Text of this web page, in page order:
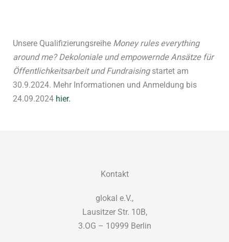
Unsere Qualifizierungsreihe Money rules everything
around me? Dekoloniale und empowernde Ansätze für
Öffentlichkeitsarbeit und Fundraisingstartet am
30.9.2024. Mehr Informationen und Anmeldung bis
24.09.2024 hier.
Kontakt
glokal e.V.,
Lausitzer Str. 10B,
3.OG – 10999 Berlin